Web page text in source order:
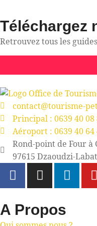
Téléchargez
Retrouvez tous les
contact@tourisme-
Principal : 0639 40 08
Aéroport : 0639 40 64
Rond-point de Four à
97615 Dzaoudzi-
A Propos